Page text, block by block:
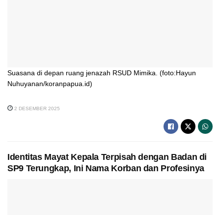
Suasana di depan ruang jenazah RSUD Mimika. (foto:Hayun
Nuhuyanan/koranpapua.id)
2 DESEMBER 2025
Identitas Mayat Kepala Terpisah dengan Badan di
SP9 Terungkap, Ini Nama Korban dan Profesinya